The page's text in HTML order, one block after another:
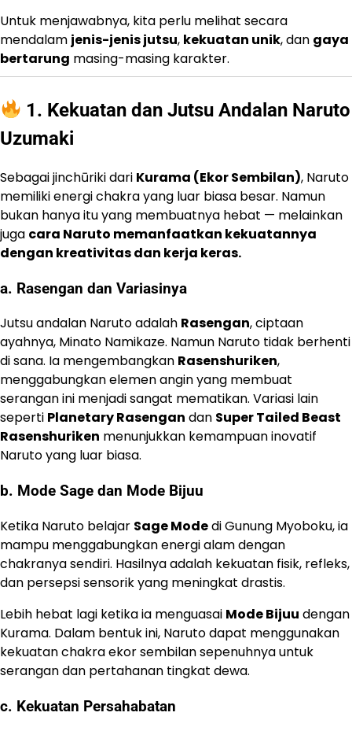
Untuk menjawabnya, kita perlu melihat secara
mendalam jenis-jenis jutsu, kekuatan unik, dan gaya
bertarung masing-masing karakter.
1. Kekuatan dan Jutsu Andalan Naruto
Uzumaki
Sebagai jinchūriki dari Kurama (Ekor Sembilan), Naruto
memiliki energi chakra yang luar biasa besar. Namun
bukan hanya itu yang membuatnya hebat — melainkan
juga cara Naruto memanfaatkan kekuatannya
dengan kreativitas dan kerja keras.
a. Rasengan dan Variasinya
Jutsu andalan Naruto adalah Rasengan, ciptaan
ayahnya, Minato Namikaze. Namun Naruto tidak berhenti
di sana. Ia mengembangkan Rasenshuriken,
menggabungkan elemen angin yang membuat
serangan ini menjadi sangat mematikan. Variasi lain
seperti Planetary Rasengan dan Super Tailed Beast
Rasenshuriken menunjukkan kemampuan inovatif
Naruto yang luar biasa.
b. Mode Sage dan Mode Bijuu
Ketika Naruto belajar Sage Modedi Gunung Myoboku, ia
mampu menggabungkan energi alam dengan
chakranya sendiri. Hasilnya adalah kekuatan fisik, refleks,
dan persepsi sensorik yang meningkat drastis.
Lebih hebat lagi ketika ia menguasai Mode Bijuu dengan
Kurama. Dalam bentuk ini, Naruto dapat menggunakan
kekuatan chakra ekor sembilan sepenuhnya untuk
serangan dan pertahanan tingkat dewa.
c. Kekuatan Persahabatan